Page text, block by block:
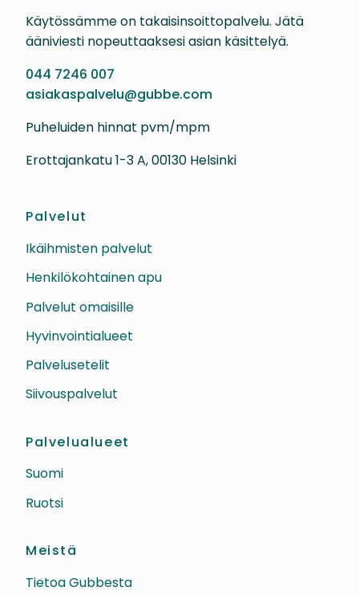
Käytössämme on takaisinsoittopalvelu. Jätä
ääniviesti nopeuttaaksesi asian käsittelyä.
044 7246 007
asiakaspalvelu@gubbe.com
Puheluiden hinnat pvm/mpm
Erottajankatu 1-3 A, 00130 Helsinki
Palvelut
Ikäihmisten palvelut
Henkilökohtainen apu
Palvelut omaisille
Hyvinvointialueet
Palvelusetelit
Siivouspalvelut
Palvelualueet
Suomi
Ruotsi
Meistä
Tietoa Gubbesta